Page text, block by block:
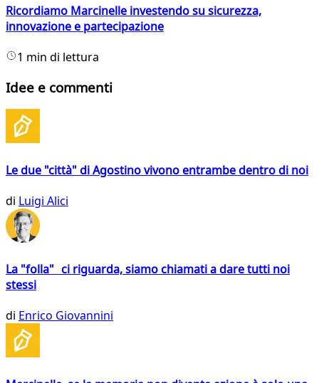
Ricordiamo Marcinelle investendo su sicurezza,
innovazione e partecipazione
1 min di lettura
Idee e commenti
Le due "città" di Agostino vivono entrambe dentro di noi
di Luigi Alici
La "folla" ci riguarda, siamo chiamati a dare tutti noi
stessi
di Enrico Giovannini